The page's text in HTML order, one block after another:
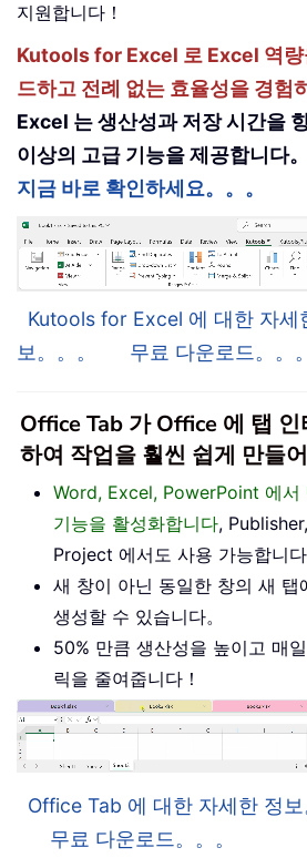
지원합니다！
Kutools for Excel 로 Excel 역량
드하고 전례 없는 효율성을 경험
Excel 는 생산성과 저장 시간을
이상의 고급 기능을 제공합니다。
지금 바로 확인하세요。。。
Kutools for Excel 에 대한 자세
보。。。
무료 다운로드。。。
Office Tab 가 Office 에 탭
하여 작업을 훨씬 쉽게 만들
Word, Excel, PowerPoint 에서
기능을 활성화합니다,
Project 에서도 사용 가능합니다
새 창이 아닌 동일한 창의 새 탭
생성할 수 있습니다。
50% 만큼 생산성을 높이고 매
릭을 줄여줍니다！
Office Tab 에 대한 자세한 정보
무료 다운로드。。。